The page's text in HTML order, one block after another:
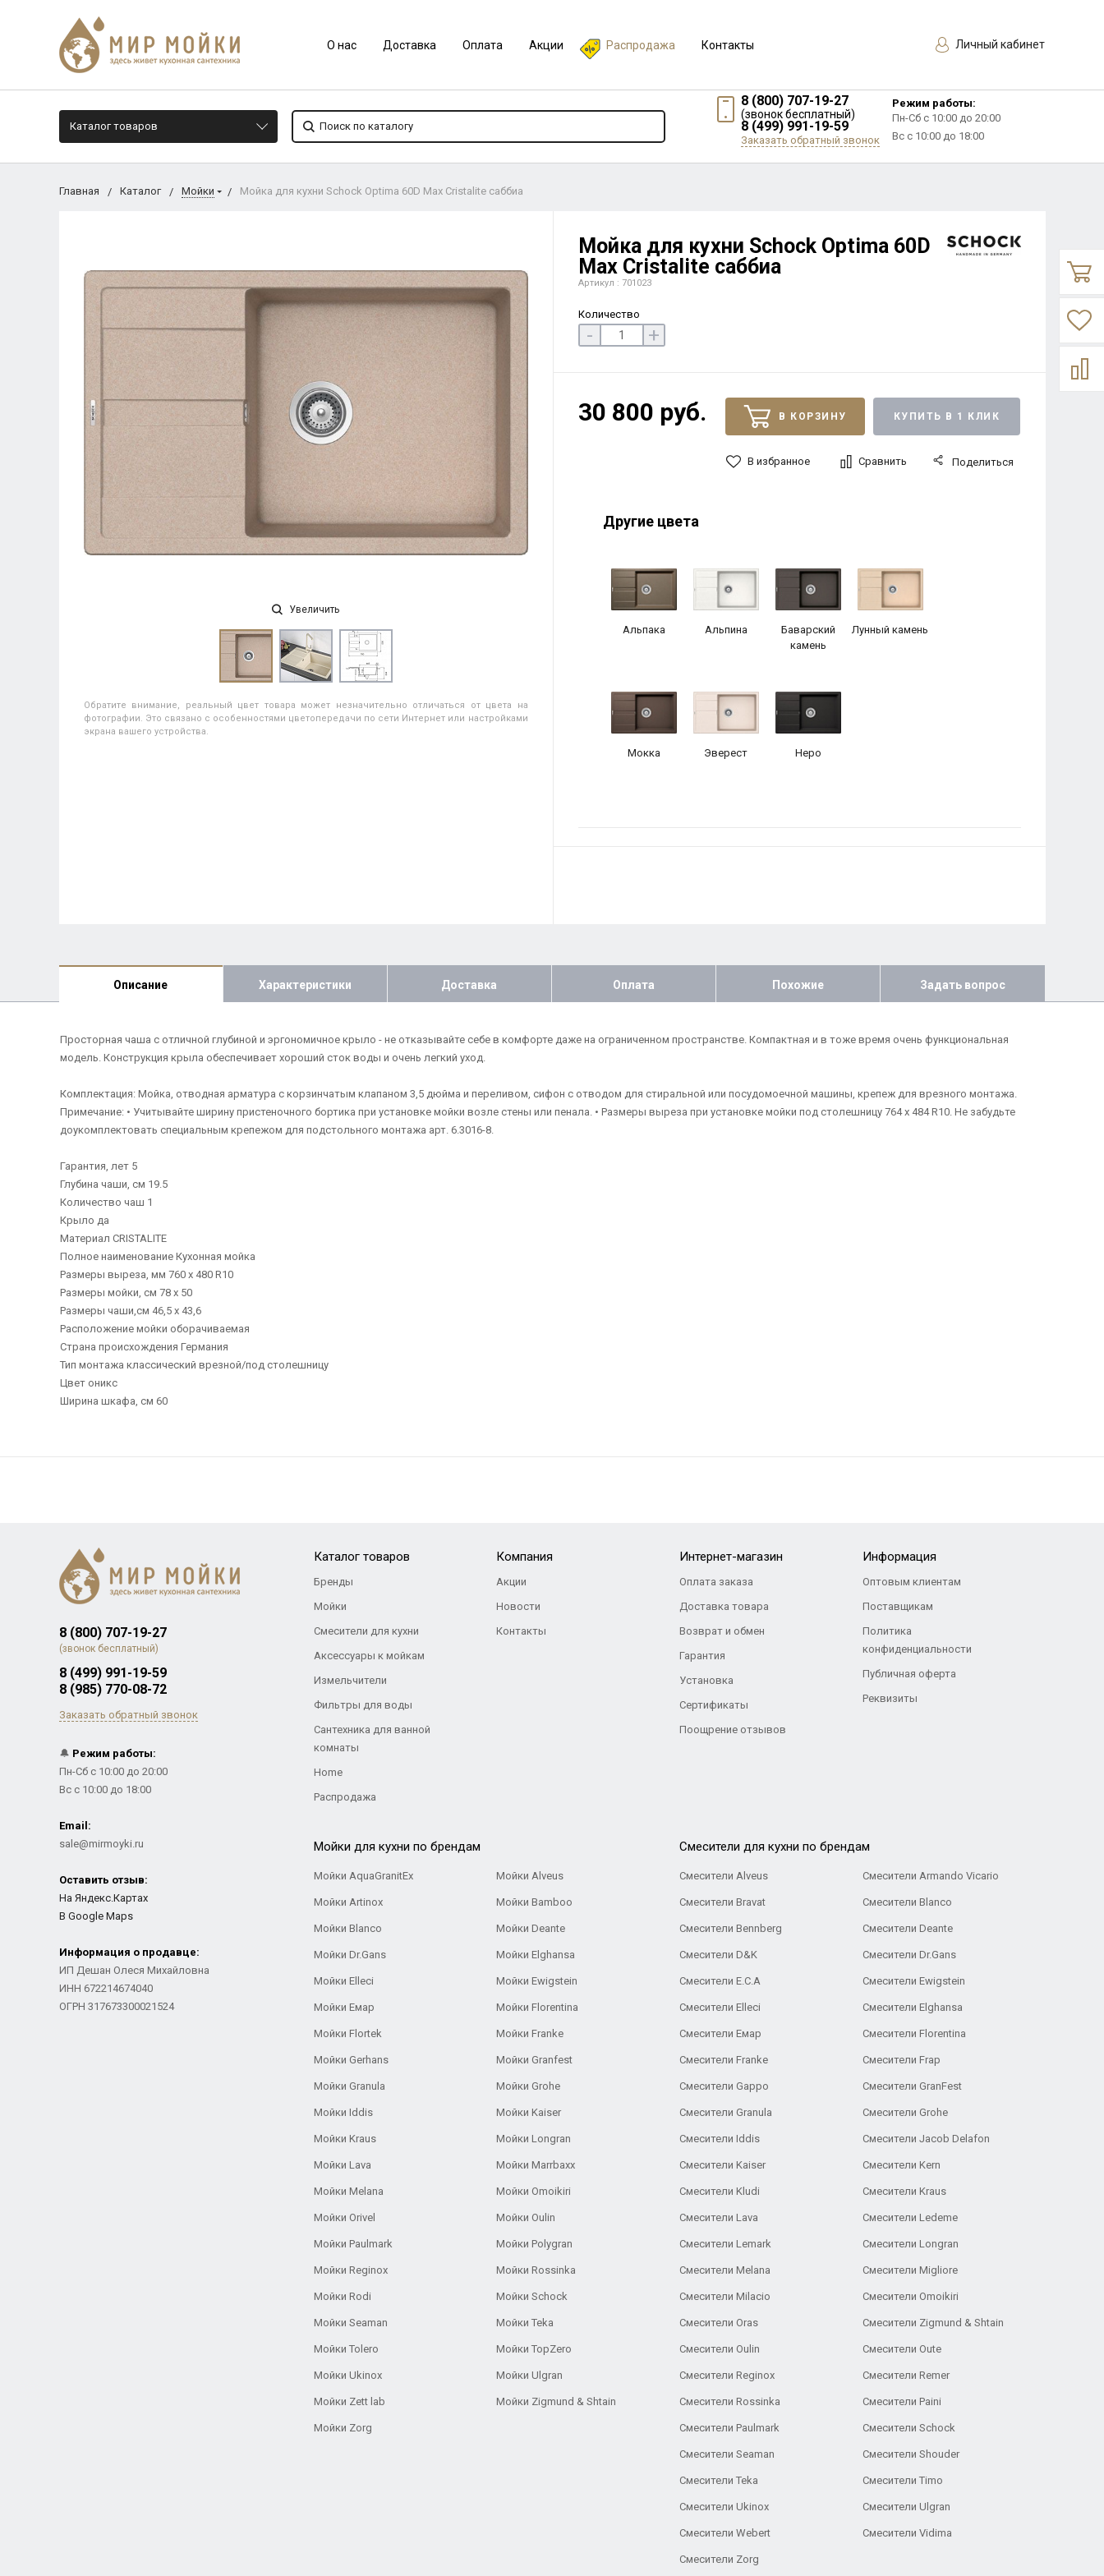
О нас Доставка Оплата Акции Распродажа Контакты Личный кабинет
Каталог товаров
8 (800) 707-19-27
(звонок бесплатный)
8 (499) 991-19-59
Заказать обратный звонок
Режим работы:
Пн-Сб с 10:00 до 20:00
Вс с 10:00 до 18:00
Главная Каталог Мойки Мойка для кухни Schock Optima 60D Max Cristalite саббиа
Увеличить
Обратите внимание, реальный цвет товара может незначительно отличаться от цвета на
фотографии. Это связано с особенностями цветопередачи по сети Интернет или настройками
экрана вашего устройства.
Мойка для кухни Schock Optima 60D
Max Cristalite саббиа
Артикул : 701023
Количество
- +
30 800 руб. В КОРЗИНУ КУПИТЬ В 1 КЛИК
В избранное Сравнить Поделиться
Другие цвета
Альпака Альпина
Баварский
камень
Лунный камень
Мокка Эверест Неро
Описание Характеристики Доставка Оплата Похожие Задать вопрос
Просторная чаша с отличной глубиной и эргономичное крыло - не отказывайте себе в комфорте даже на ограниченном пространстве. Компактная и в тоже время очень функциональная
модель. Конструкция крыла обеспечивает хороший сток воды и очень легкий уход.
Комплектация: Мойка, отводная арматура с корзинчатым клапаном 3,5 дюйма и переливом, сифон с отводом для стиральной или посудомоечной машины, крепеж для врезного монтажа.
Примечание: • Учитывайте ширину пристеночного бортика при установке мойки возле стены или пенала. • Размеры выреза при установке мойки под столешницу 764 х 484 R10. Не забудьте
доукомплектовать специальным крепежом для подстольного монтажа арт. 6.3016-8.
Гарантия, лет 5
Глубина чаши, см 19.5
Количество чаш 1
Крыло да
Материал CRISTALITE
Полное наименование Кухонная мойка
Размеры выреза, мм 760 х 480 R10
Размеры мойки, см 78 х 50
Размеры чаши,см 46,5 х 43,6
Расположение мойки оборачиваемая
Страна происхождения Германия
Тип монтажа классический врезной/под столешницу
Цвет оникс
Ширина шкафа, см 60
8 (800) 707-19-27
(звонок бесплатный)
8 (499) 991-19-59
8 (985) 770-08-72
Заказать обратный звонок
🔔 Режим работы:
Пн-Сб с 10:00 до 20:00
Вс с 10:00 до 18:00
Email:
sale@mirmoyki.ru
Оставить отзыв:
На Яндекс.Картах
В Google Maps
Информация о продавце:
ИП Дешан Олеся Михайловна
ИНН 672214674040
ОГРН 317673300021524
Каталог товаров
Бренды
Мойки
Смесители для кухни
Аксессуары к мойкам
Измельчители
Фильтры для воды
Сантехника для ванной
комнаты
Home
Распродажа
Компания
Акции
Новости
Контакты
Интернет-магазин
Оплата заказа
Доставка товара
Возврат и обмен
Гарантия
Установка
Сертификаты
Поощрение отзывов
Информация
Оптовым клиентам
Поставщикам
Политика
конфиденциальности
Публичная оферта
Реквизиты
Мойки для кухни по брендам
Мойки AquaGranitEx Мойки Alveus
Мойки Artinox Мойки Bamboo
Мойки Blanco Мойки Deante
Мойки Dr.Gans Мойки Elghansa
Мойки Elleci Мойки Ewigstein
Мойки Емар Мойки Florentina
Мойки Flortek Мойки Franke
Мойки Gerhans Мойки Granfest
Мойки Granula Мойки Grohe
Мойки Iddis Мойки Kaiser
Мойки Kraus Мойки Longran
Мойки Lava Мойки Marrbaxx
Мойки Melana Мойки Omoikiri
Мойки Orivel Мойки Oulin
Мойки Paulmark Мойки Polygran
Мойки Reginox Мойки Rossinka
Мойки Rodi Мойки Schock
Мойки Seaman Мойки Teka
Мойки Tolero Мойки TopZero
Мойки Ukinox Мойки Ulgran
Мойки Zett lab Мойки Zigmund & Shtain
Мойки Zorg
Cмесители для кухни по брендам
Смесители Alveus Смесители Armando Vicario
Смесители Bravat Смесители Blanco
Смесители Bennberg Смесители Deante
Смесители D&K Смесители Dr.Gans
Смесители E.C.A Cмесители Ewigstein
Смесители Elleci Смесители Elghansa
Смесители Емар Смесители Florentina
Смесители Franke Смесители Frap
Смесители Gappo Смесители GranFest
Смесители Granula Смесители Grohe
Смесители Iddis Смесители Jacob Delafon
Смесители Kaiser Смесители Kern
Смесители Kludi Смесители Kraus
Смесители Lava Смесители Ledeme
Смесители Lemark Смесители Longran
Смесители Melana Смесители Migliore
Смесители Milacio Смесители Omoikiri
Смесители Oras Смесители Zigmund & Shtain
Смесители Oulin Смесители Oute
Смесители Reginox Смесители Remer
Смесители Rossinka Смесители Paini
Смесители Paulmark Смесители Schock
Смесители Seaman Смесители Shouder
Смесители Teka Смесители Timo
Смесители Ukinox Смесители Ulgran
Смесители Webert Смесители Vidima
Смесители Zorg